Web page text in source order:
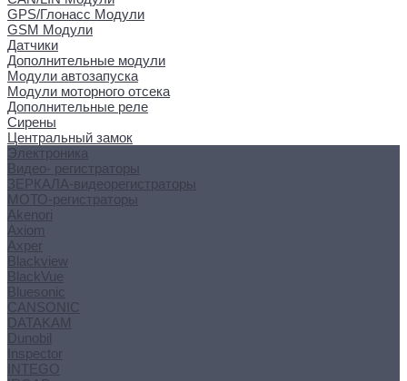
GPS/Глонасс Модули
GSM Модули
Датчики
Дополнительные модули
Модули автозапуска
Модули моторного отсека
Дополнительные реле
Сирены
Центральный замок
Электроника
Видео- регистраторы
ЗЕРКАЛА-видеорегистраторы
МОТО-регистраторы
Akenori
Axiom
Axper
Blackview
BlackVue
Bluesonic
CANSONIC
DATAKAM
Dunobil
Inspector
INTEGO